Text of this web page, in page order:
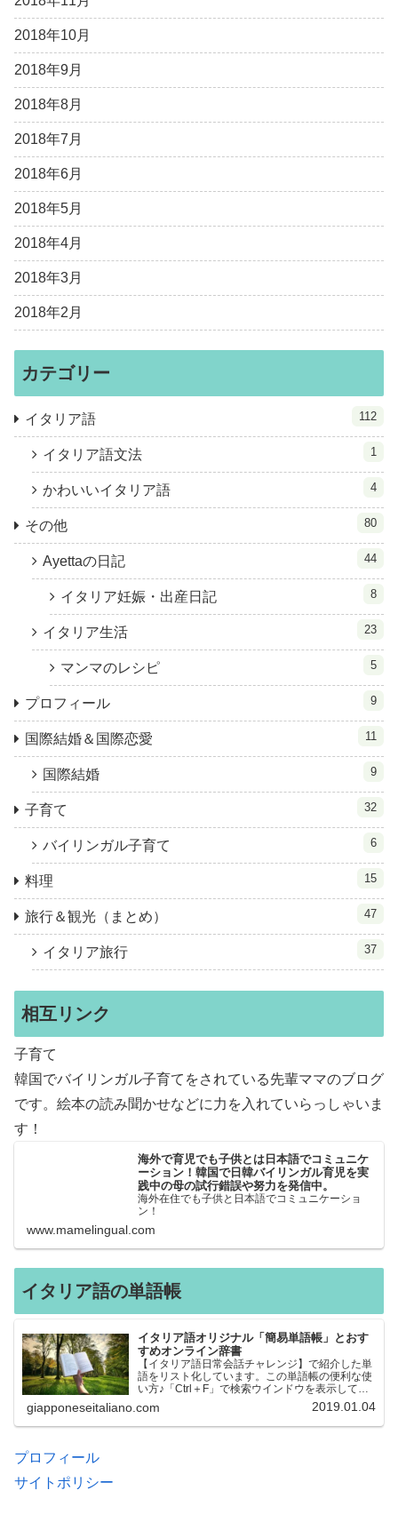
2018年10月
2018年9月
2018年8月
2018年7月
2018年6月
2018年5月
2018年4月
2018年3月
2018年2月
カテゴリー
イタリア語 112
イタリア語文法 1
かわいいイタリア語 4
その他 80
Ayettaの日記 44
イタリア妊娠・出産日記 8
イタリア生活 23
マンマのレシピ 5
プロフィール 9
国際結婚＆国際恋愛 11
国際結婚 9
子育て 32
バイリンガル子育て 6
料理 15
旅行＆観光（まとめ） 47
イタリア旅行 37
相互リンク
子育て
韓国でバイリンガル子育てをされている先輩ママのブログ
です。絵本の読み聞かせなどに力を入れていらっしゃいま
す！
海外で育児でも子供とは日本語でコミュニケ
ーション！韓国で日韓バイリンガル育児を実
践中の母の試行錯誤や努力を発信中。
海外在住でも子供と日本語でコミュニケーショ
ン！
www.mamelingual.com
イタリア語の単語帳
イタリア語オリジナル「簡易単語帳」とおす
すめオンライン辞書
【イタリア語日常会話チャレンジ】で紹介した単
語をリスト化しています。この単語帳の便利な使
い方♪「Ctrl＋F」で検索ウインドウを表示して、
知りたい単語を探すことができます。イタリア語
→日本語、日本語→イタリア語 どちらでも検索
できるので、良…
giapponeseitaliano.com 2019.01.04
プロフィール
サイトポリシー